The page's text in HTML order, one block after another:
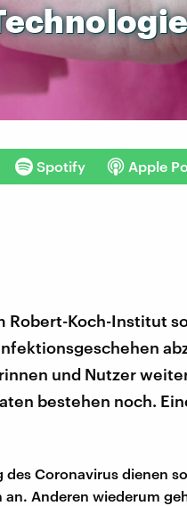
Spotify Apple
Robert-Koch-Institut
und Nutzer
bestehen noch.
Coronavirus dienen
Anderen wiederum